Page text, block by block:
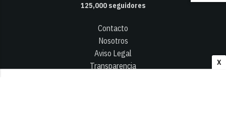
X
125,000seguidores
Contacto
Nosotros
Aviso Legal
Transparencia